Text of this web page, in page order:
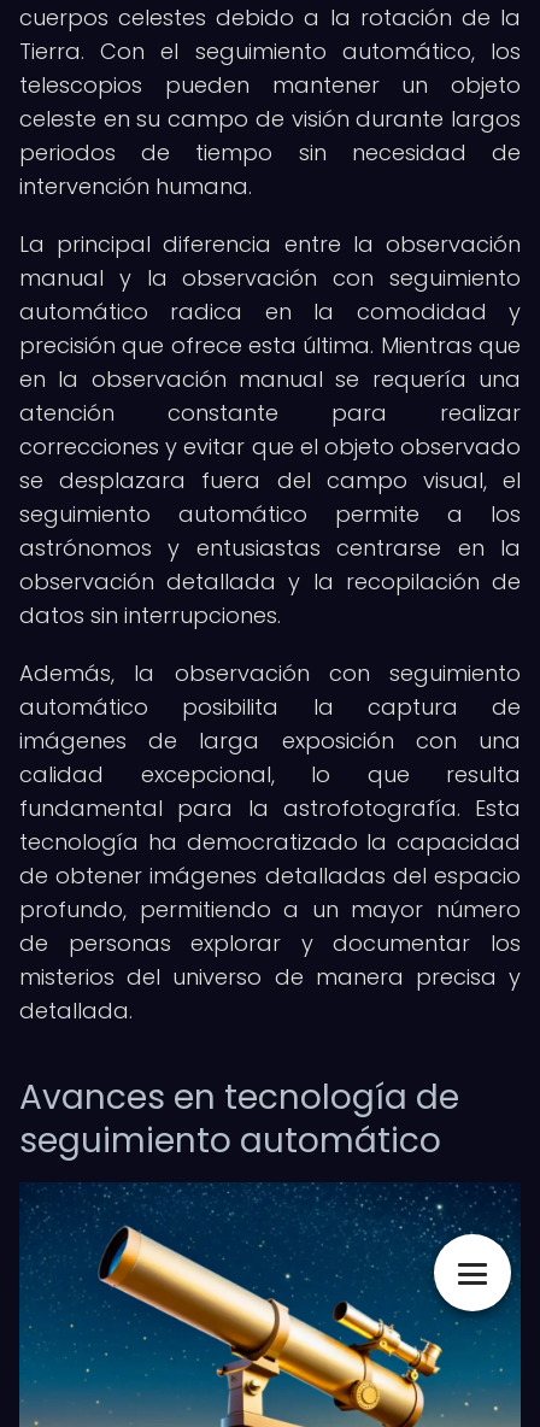
cuerpos celestes debido a la rotación de la
Tierra. Con el seguimiento automático, los
telescopios pueden mantener un objeto
celeste en su campo de visión durante largos
periodos de tiempo sin necesidad de
intervención humana.
La principal diferencia entre la observación
manual y la observación con seguimiento
automático radica en la comodidad y
precisión que ofrece esta última. Mientras que
en la observación manual se requería una
atención constante para realizar
correcciones y evitar que el objeto observado
se desplazara fuera del campo visual, el
seguimiento automático permite a los
astrónomos y entusiastas centrarse en la
observación detallada y la recopilación de
datos sin interrupciones.
Además, la observación con seguimiento
automático posibilita la captura de
imágenes de larga exposición con una
calidad excepcional, lo que resulta
fundamental para la astrofotografía. Esta
tecnología ha democratizado la capacidad
de obtener imágenes detalladas del espacio
profundo, permitiendo a un mayor número
de personas explorar y documentar los
misterios del universo de manera precisa y
detallada.
Avances en tecnología de
seguimiento automático